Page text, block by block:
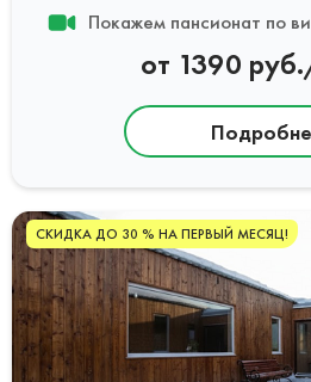
Покажем пансионат по
от 1390
СКИДКА ДО 30 % НА ПЕРВЫЙ МЕСЯЦ!